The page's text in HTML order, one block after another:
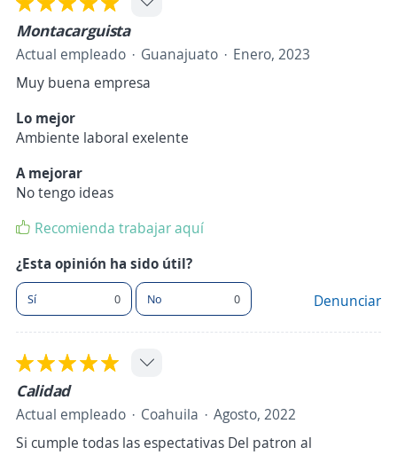
Montacarguista
Actual empleado Guanajuato
Enero, 2023
Muy buena empresa
Lo mejor
Ambiente laboral exelente
A mejorar
No tengo ideas
Recomienda trabajar aquí
¿Esta opinión ha sido útil?
Sí 0 No 0 Denunciar
Calidad
Actual empleado Coahuila
Agosto, 2022
Si cumple todas las espectativas Del patron al